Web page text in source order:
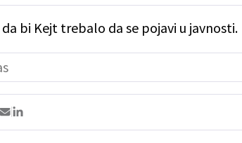
bi Kejt trebalo da se pojavi u javnosti.